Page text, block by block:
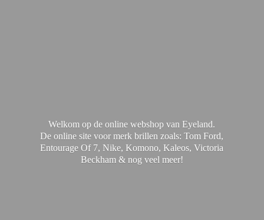
Welkom op de online webshop van Eyeland.
De online site voor merk brillen zoals: Tom Ford,
Entourage Of 7, Nike, Komono, Kaleos, Victoria
Beckham & nog veel meer!